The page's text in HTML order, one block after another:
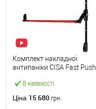
В наявності
Комплект накладної
антипаніки CISA Fast Push
точковий вверх-вниз
Ціна 15 680 грн.